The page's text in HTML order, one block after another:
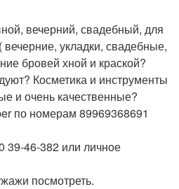
вечерний, свадебный, для
укладки, свадебные,
бровей хной и краской?
Косметика и инструменты
и очень качественные?
по номерам 89969368691
39-46-382 или личное
посмотреть.